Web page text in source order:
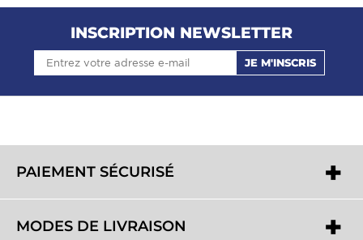
INSCRIPTION NEWSLETTER
JE M'INSCRIS
PAIEMENT SÉCURISÉ
MODES DE LIVRAISON